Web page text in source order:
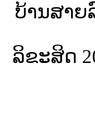
ບ້ານສາຍ
ລິຂະສິດ